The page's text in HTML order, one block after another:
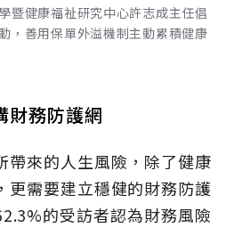
暨健康福祉研究中心許志成主任倡
，善用保單外溢機制主動累積健康
財務防護網
帶來的人生風險，除了健康
更需要建立穩健的財務防護
的受訪者認為財務風險